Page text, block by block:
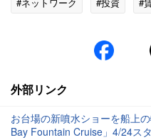
外部リンク
お台場の新噴水ショーを船上の特等席か
Bay Fountain Cruise」4/24ス